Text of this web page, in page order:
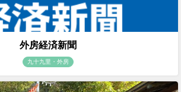
外房経済新聞
九十九里・外房